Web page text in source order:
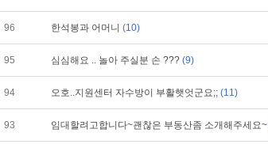
96 한석봉과 어머니 (10)
95 심심해요 .. 놀아 주실분 손 ??? (9)
94 오호..지원센터 자수방이 부활햇엇군요;; (11)
93 임대할려고합니다~괜찮은 부동산좀 소개해주세요~